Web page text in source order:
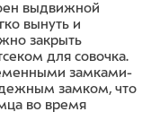
выдвижной
вынуть и
закрыть
для совочка.
замками-
замком, что
во время